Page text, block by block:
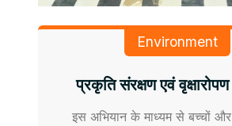
Environment
प्रकृति संरक्षण एवं
इस अभियान के माध्यम से बच्चों